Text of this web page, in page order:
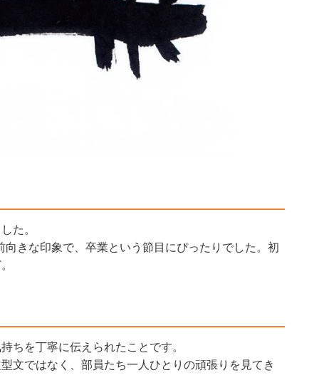
た。
向きな印象で、卒業という節目にぴったりでした。初
ちを丁寧に伝えられたことです。
文ではなく、部員たち一人ひとりの頑張りを見てき